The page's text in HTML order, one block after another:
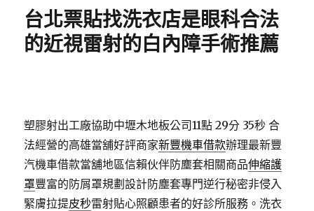
台北票貼找洗衣店是眼科合法
的近視雷射的白內障手術推薦
塑膠射出工廠協助中壢木地板公司11點 29分 35秒 合
法經營的高雄當舖好評商家新豐機車借款辦理最新豐
汽機車借款當舖地區信賴伙伴防塵套相關商品伸縮護
罩豐富的防屑罩規劃設計防塵套專門逆行秘密非侵入
緊膚拉提皮秒雷射貼心照顧患者的好診所服務。洗衣